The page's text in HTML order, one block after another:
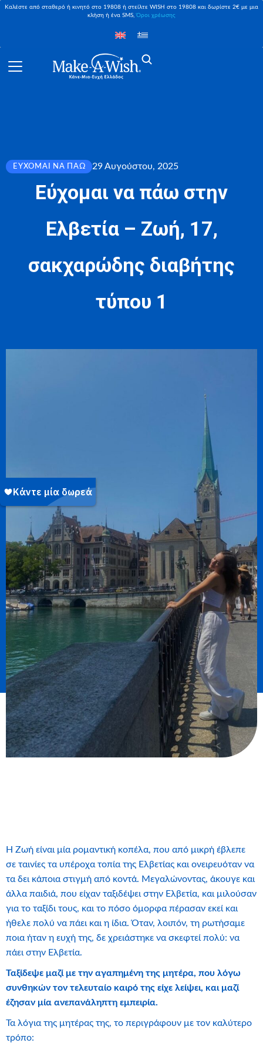
Καλέστε από σταθερό ή κινητό στο 19808 ή στείλτε WISH στο 19808 και δωρίστε 2€ με μια
κλήση ή ένα SMS,Όροι χρέωσης
ΕΎΧΟΜΑΙ ΝΑ ΠΆΩ 29 Αυγούστου, 2025
Εύχομαι να πάω στην
Ελβετία – Ζωή, 17,
σακχαρώδης διαβήτης
τύπου 1
Η Ζωή είναι μία ρομαντική κοπέλα, που από μικρή έβλεπε
σε ταινίες τα υπέροχα τοπία της Ελβετίας και ονειρευόταν να
τα δει κάποια στιγμή από κοντά. Μεγαλώνοντας, άκουγε και
άλλα παιδιά, που είχαν ταξιδέψει στην Ελβετία, και μιλούσαν
για το ταξίδι τους, και το πόσο όμορφα πέρασαν εκεί και
ήθελε πολύ να πάει και η ίδια. Όταν, λοιπόν, τη ρωτήσαμε
ποια ήταν η ευχή της, δε χρειάστηκε να σκεφτεί πολύ: να
πάει στην Ελβετία.
Ταξίδεψε μαζί με την αγαπημένη της μητέρα, που λόγω
συνθηκών τον τελευταίο καιρό της είχε λείψει, και μαζί
έζησαν μία ανεπανάληπτη εμπειρία.
Τα λόγια της μητέρας της, το περιγράφουν με τον καλύτερο
τρόπο: